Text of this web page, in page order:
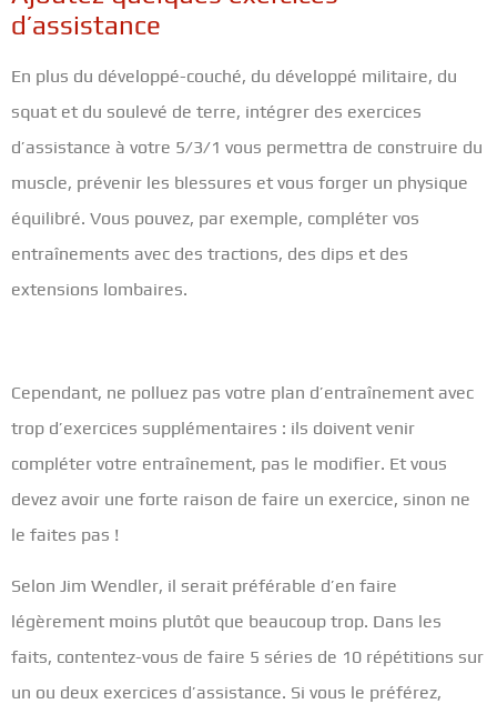
d’assistance
En plus du développé-couché, du développé militaire, du
squat et du soulevé de terre, intégrer des exercices
d’assistance à votre 5/3/1 vous permettra de construire du
muscle, prévenir les blessures et vous forger un physique
équilibré. Vous pouvez, par exemple, compléter vos
entraînements avec des tractions, des dips et des
extensions lombaires.
Cependant, ne polluez pas votre plan d’entraînement avec
trop d’exercices supplémentaires : ils doivent venir
compléter votre entraînement, pas le modifier. Et vous
devez avoir une forte raison de faire un exercice, sinon ne
le faites pas !
Selon Jim Wendler, il serait préférable d’en faire
légèrement moins plutôt que beaucoup trop. Dans les
faits, contentez-vous de faire 5 séries de 10 répétitions sur
un ou deux exercices d’assistance. Si vous le préférez,